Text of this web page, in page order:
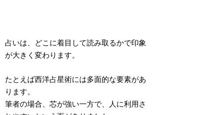
占いは、 どこに着目して読み取るかで印象
が大きく変わります。
たとえば西洋占星術には多面的な要素があ
ります。
筆者の場合、芯が強い一方で、人に利用さ